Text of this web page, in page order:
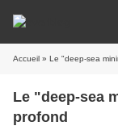
Accueil » Le "deep-sea
Le "deep-sea
profond